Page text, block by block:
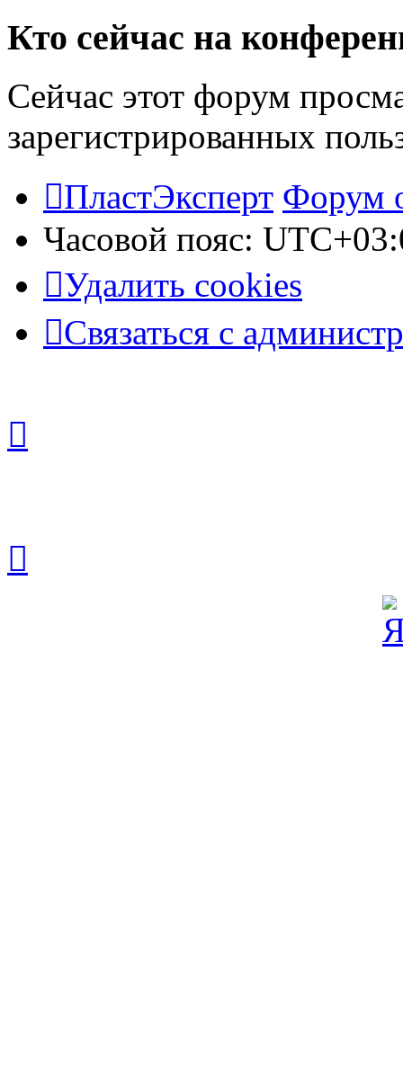
Кто сейчас на
Сейчас этот форум
зарегистрированных
ПластЭксперт Форум
Часовой пояс:
Удалить cookies
Связаться с